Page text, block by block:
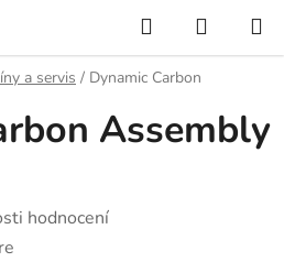
Hledat
KOŠÍK
a servis / Dynamic Carbon
Assembly
hodnocení